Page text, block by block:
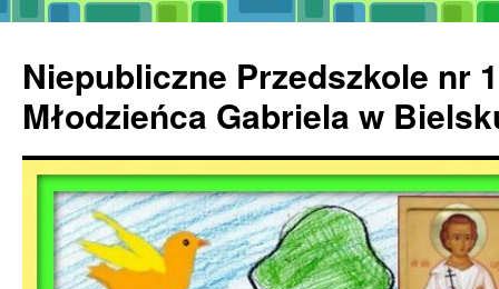
treści
Niepubliczne Przedszkole nr
Młodzieńca Gabriela w